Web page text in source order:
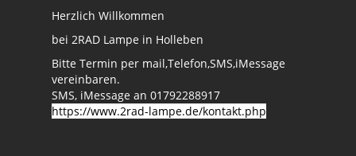
Herzlich Willkommen
bei 2RAD Lampe in Holleben
Bitte Termin per mail,Telefon,SMS,iMessage
vereinbaren.
SMS, iMessage an 01792288917
https://www.2rad-lampe.de/kontakt.php